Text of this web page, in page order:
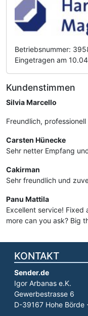
Betriebsnummer:
Eingetragen am
Kundenstimmen
Silvia Marcello
Freundlich,
Carsten Hünecke
Sehr netter Empfang
Cakirman
Sehr freundlich und
Panu Mattila
Excellent service! Fixed
more can you ask? Big
KONTAKT
Sender.de
Igor Arbanas e.K.
Gewerbestrasse 6
D-39167 Hohe Börde